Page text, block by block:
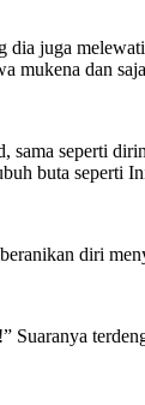
juga
mukena dan
seperti
buta seperti
diri
Suaranya